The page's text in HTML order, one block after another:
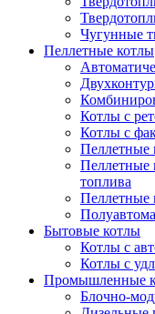
Чугунные
Пеллетные котлы
Котлы с
Котлы с
Пеллетные
Пеллетные
топлива
Пеллетные
Бытовые котлы
Котлы с
Котлы с
Промышленные
Блочно-